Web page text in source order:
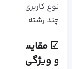
چند رشته‌ ای و
و ویژگی ها